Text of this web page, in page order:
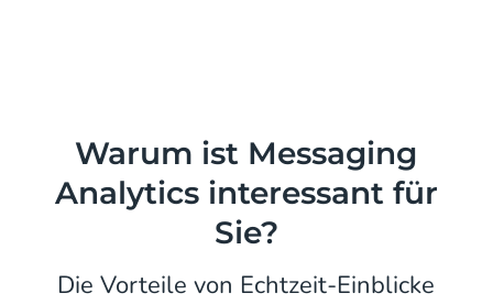
Warum ist Messaging
Analytics interessant für
Sie?
Die Vorteile von Echtzeit-Einblicke